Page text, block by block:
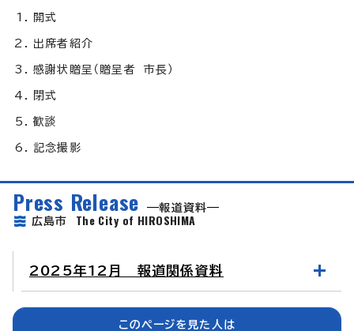
開式
出席者紹介
感謝状贈呈（贈呈者 市長）
閉式
歓談
記念撮影
Press Release
報道資料
広島市 The City of HIROSHIMA
2025年12月 報道関係資料
このページを見た人は